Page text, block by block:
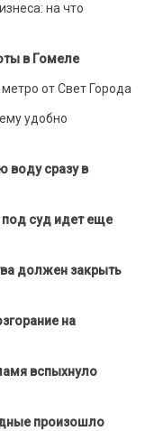
на что
в Гомеле
от Свет Города
удобно
воду сразу в
под суд идет еще
должен закрыть
на
вспыхнуло
произошло